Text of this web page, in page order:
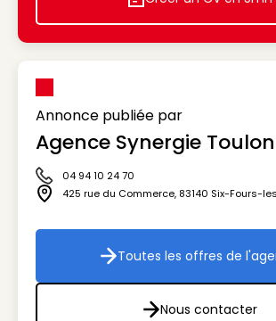
Icon
Annonce publiée par
Agence Synergie Toulon
Icône téléphone
04 94 10 24 70
Icône adresse
425 rue du Commerce, 83140 Six-Fours-
Toutes
Toutes les offres de
Nous contacter